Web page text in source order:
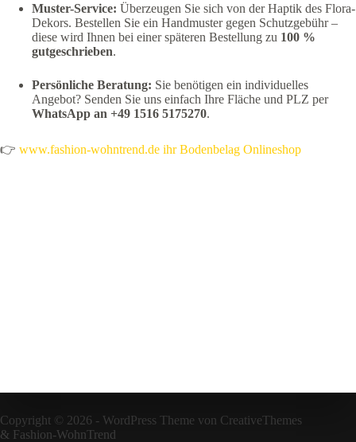
Muster-Service: Überzeugen Sie sich von der Haptik des Flora-
Dekors. Bestellen Sie ein Handmuster gegen Schutzgebühr –
diese wird Ihnen bei einer späteren Bestellung zu 100 %
gutgeschrieben.
Persönliche Beratung: Sie benötigen ein individuelles
Angebot? Senden Sie uns einfach Ihre Fläche und PLZ per
WhatsApp an +49 1516 5175270.
👉 www.fashion-wohntrend.de ihr Bodenbelag Onlineshop
Copyright © 2026 - WordPress Theme von CreativeThemes
& Fashion-WohnTrend